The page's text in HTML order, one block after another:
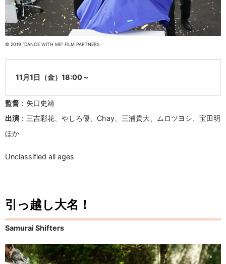
© 2019 “DANCE WITH ME” FILM PARTNERS
11月1日（金）18:00～
監督 ：矢口史靖
出演 ：三吉彩花、やしろ優、Chay、三浦貴大、ムロツヨシ、宝田明
ほか
Unclassified all ages
引っ越し大名！
Samurai Shifters